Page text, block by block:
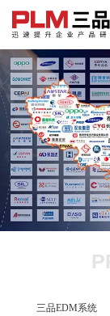
三品EDM系统